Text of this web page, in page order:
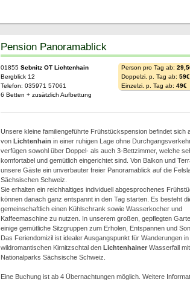
Pension Panoramablick
01855 Sebnitz OT Lichtenhain
Bergblick 12
Telefon: 035971 57061
6 Betten + zusätzlich Aufbettung
Person pro Tag ab:
Doppelzi. p. Tag ab: 59€
Einzelzi. p. Tag ab: 49€
Unsere kleine familiengeführte Frühstückspension befindet sich
von Lichtenhain in einer ruhigen Lage ohne
verfügen sowohl über Doppel- als auch 3-Bettzimmer, welche
komfortabel und gemütlich eingerichtet sind. Von Balkon und
unsere Gäste ein unverbauter freier Panoramablick auf die
Sächsischen Schweiz.
Sie erhalten ein reichhaltiges individuell abgesprochenes
können danach ganz entspannt in den Tag starten. Es besteht
gemeinschaftlich einen Kühlschrank sowie Wasserkocher und
Kaffeemaschine zu nutzen. In unserem großen, gepflegten
einige gemütliche Sitzgruppen zum Erholen, Entspannen und
Das Feriendomizil ist idealer Ausgangspunkt für Wanderungen
wildromantischen Kirnitzschtal den LichtenhainerWasserfall
Nationalparks Sächsische Schweiz.
Eine Buchung ist ab 4 Übernachtungen möglich. Weitere